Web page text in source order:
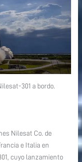
301 a bordo.
Nilesat Co. de
e Italia en
cuyo lanzamiento